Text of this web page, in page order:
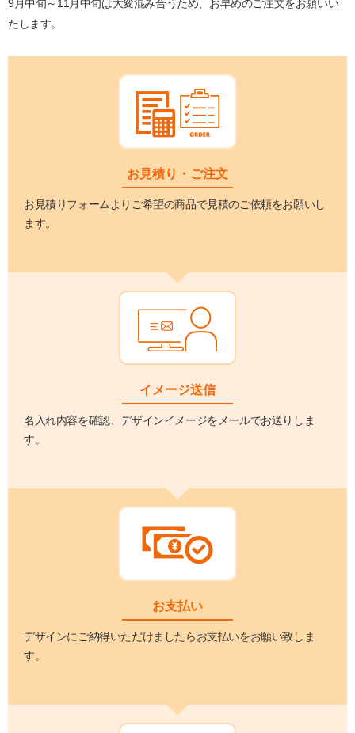
9月中旬～11月中旬は大変混み合うため、お早めのご注文をお願いい
たします。
お見積り・ご注文
お見積りフォームよりご希望の商品で見積のご依頼をお願いし
ます。
イメージ送信
名入れ内容を確認、デザインイメージをメールでお送りしま
す。
お支払い
デザインにご納得いただけましたらお支払いをお願い致しま
す。